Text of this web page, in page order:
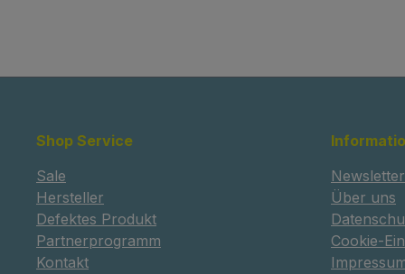
Shop Service
Sale
Hersteller
Defektes Produkt
Partnerprogramm
Kontakt
Newsletter
Über uns
Cookie-